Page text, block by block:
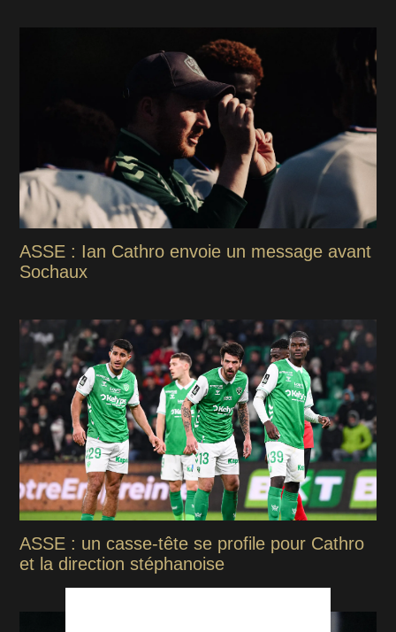
ASSE : Ian Cathro envoie un message avant
Sochaux
ASSE : un casse-tête se profile pour Cathro
et la direction stéphanoise